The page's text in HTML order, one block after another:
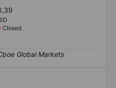
Closed